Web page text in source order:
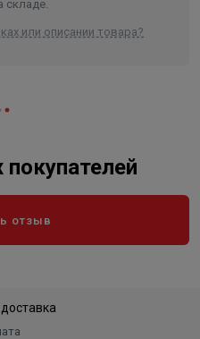
складе.
или описании товара?
отзыв